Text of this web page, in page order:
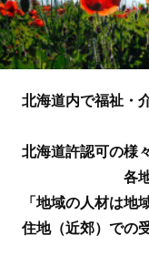
北海道内で福祉・
北海道許認可の様
各
「地域の人材は
住地（近郊）での